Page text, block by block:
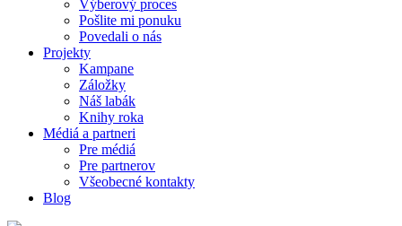
Výberový proces
Pošlite mi ponuku
Povedali o nás
Projekty
Kampane
Záložky
Náš labák
Knihy roka
Médiá a partneri
Pre médiá
Pre partnerov
Všeobecné kontakty
Blog